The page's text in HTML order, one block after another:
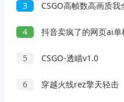
3 CSGO高帧数高画质我
4 抖音卖疯了的网页ai
5 CSGO-透瞄v1.0
6 穿越火线rez擎天轻击